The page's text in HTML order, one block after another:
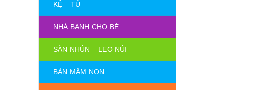
KỆ – TỦ
NHÀ BANH CHO BÉ
SÀN NHÚN – LEO NÚI
BÀN MẦM NON